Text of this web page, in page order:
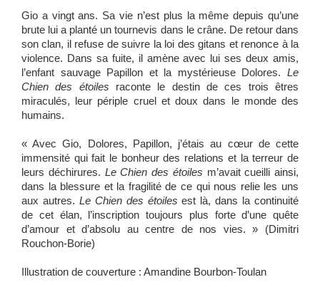
Gio a vingt ans. Sa vie n’est plus la même depuis qu’une
brute lui a planté un tournevis dans le crâne. De retour dans
son clan, il refuse de suivre la loi des gitans et renonce à la
violence. Dans sa fuite, il amène avec lui ses deux amis,
l’enfant sauvage Papillon et la mystérieuse Dolores. Le
Chien des étoiles raconte le destin de ces trois êtres
miraculés, leur périple cruel et doux dans le monde des
humains.
« Avec Gio, Dolores, Papillon, j’étais au cœur de cette
immensité qui fait le bonheur des relations et la terreur de
leurs déchirures. Le Chien des étoiles m’avait cueilli ainsi,
dans la blessure et la fragilité de ce qui nous relie les uns
aux autres. Le Chien des étoiles est là, dans la continuité
de cet élan, l’inscription toujours plus forte d’une quête
d’amour et d’absolu au centre de nos vies. » (Dimitri
Rouchon-Borie)
Illustration de couverture : Amandine Bourbon-Toulan